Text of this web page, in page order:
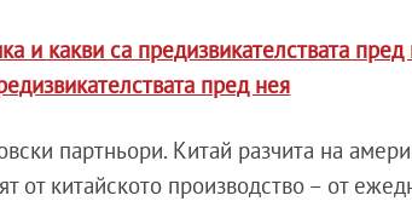
и какви са предизвикателствата
пред нея
партньори. Китай разчита на
от китайското производство – от